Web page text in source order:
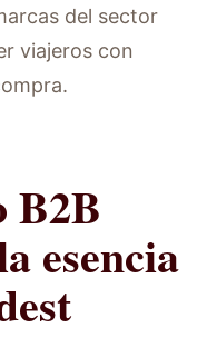
del sector
viajeros con
B2B
esencia